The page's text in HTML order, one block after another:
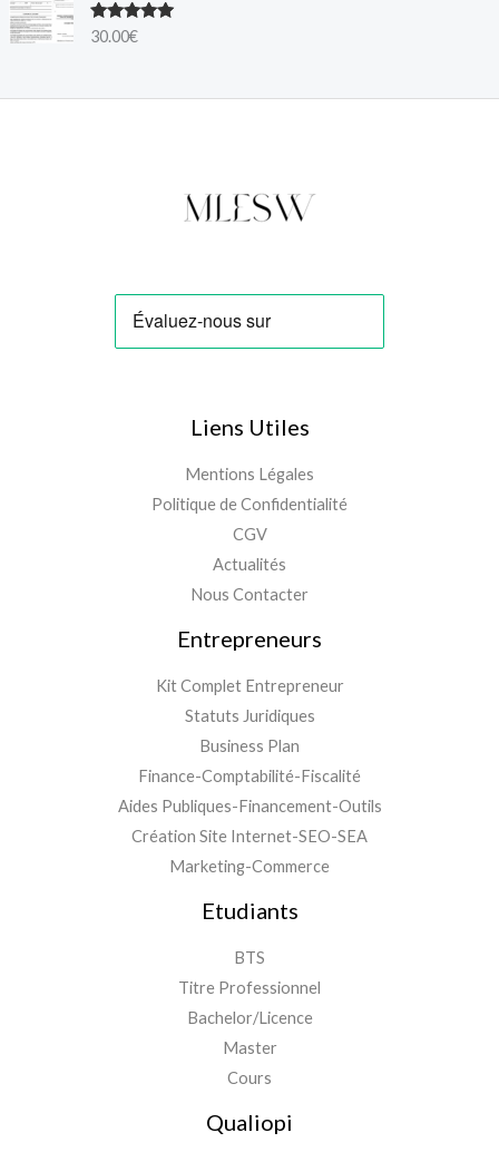
Note5.00
30.00€
Liens Utiles
Mentions Légales
Politique de Confidentialité
CGV
Actualités
Nous Contacter
Entrepreneurs
Kit Complet Entrepreneur
Statuts Juridiques
Business Plan
Finance-Comptabilité-Fiscalité
Aides Publiques-Financement-Outils
Création Site Internet-SEO-SEA
Marketing-Commerce
Etudiants
BTS
Titre Professionnel
Bachelor/Licence
Master
Cours
Qualiopi